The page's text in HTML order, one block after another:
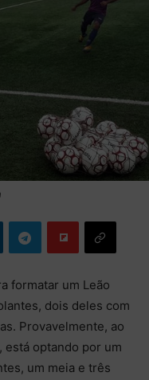
formatar um Leão
dois deles com
Provavelmente, ao
optando por um
um meia e três